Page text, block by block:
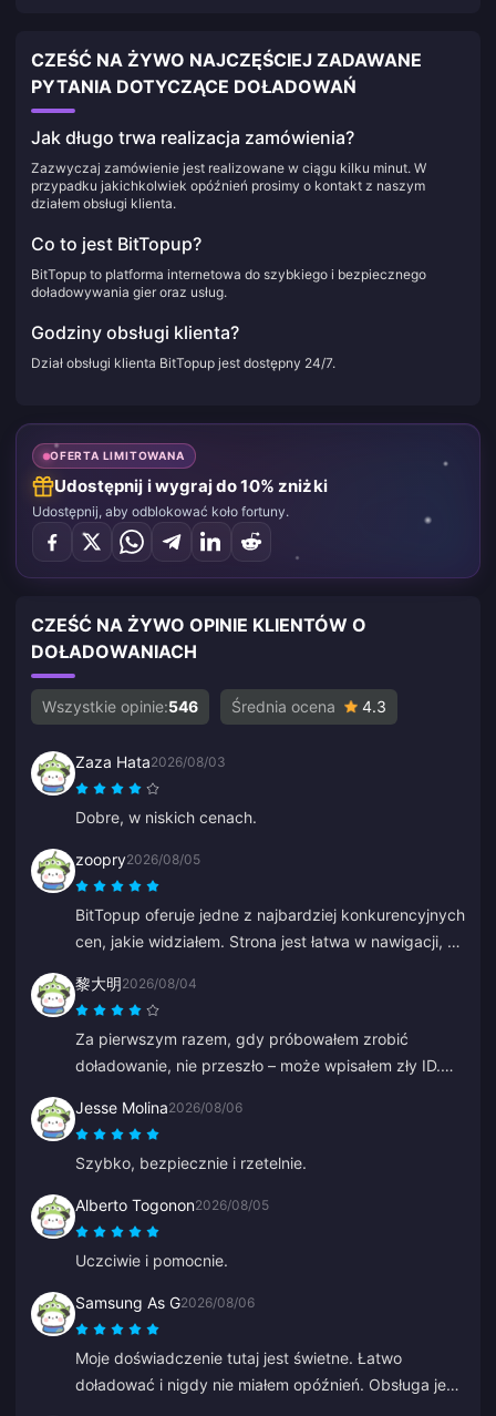
CZEŚĆ NA ŻYWO NAJCZĘŚCIEJ ZADAWANE
PYTANIA DOTYCZĄCE DOŁADOWAŃ
Jak długo trwa realizacja zamówienia?
Zazwyczaj zamówienie jest realizowane w ciągu kilku minut. W
przypadku jakichkolwiek opóźnień prosimy o kontakt z naszym
działem obsługi klienta.
Co to jest BitTopup?
BitTopup to platforma internetowa do szybkiego i bezpiecznego
doładowywania gier oraz usług.
Godziny obsługi klienta?
Dział obsługi klienta BitTopup jest dostępny 24/7.
OFERTA LIMITOWANA
Udostępnij i wygraj do 10% zniżki
Udostępnij, aby odblokować koło fortuny.
CZEŚĆ NA ŻYWO OPINIE KLIENTÓW O
DOŁADOWANIACH
Wszystkie opinie:546 Średnia ocena 4.3
Zaza Hata2026/08/03
Dobre, w niskich cenach.
zoopry2026/08/05
BitTopup oferuje jedne z najbardziej konkurencyjnych
cen, jakie widziałem. Strona jest łatwa w nawigacji, a
gładko. Na pewno wrócę!
黎大明2026/08/04
Za pierwszym razem, gdy próbowałem zrobić
doładowanie, nie przeszło – może wpisałem zły ID.
pieniędzy. Druga próba powiodła się bez żadnych
problemów. Będę nadal korzystać z tej strony.
Jesse Molina2026/08/06
Szybko, bezpiecznie i rzetelnie.
Alberto Togonon2026/08/05
Uczciwie i pomocnie.
Samsung As G2026/08/06
Moje doświadczenie tutaj jest świetne. Łatwo
doładować i nigdy nie miałem opóźnień. Obsługa jest